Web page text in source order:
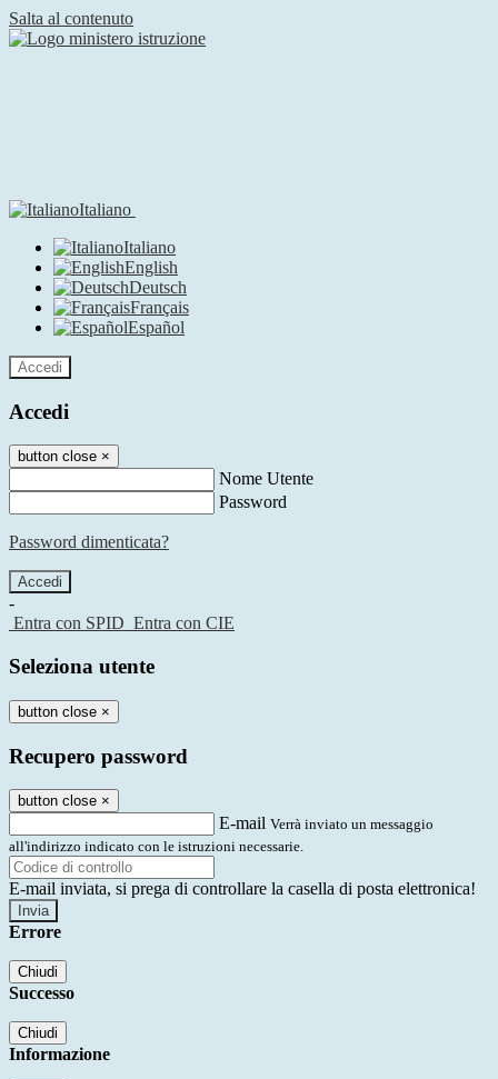
Salta al contenuto
Italiano
Italiano
English
Deutsch
Français
Español
Accedi
Accedi
button close ×
Nome Utente
Password
Password dimenticata?
-
Entra con SPID Entra con CIE
Seleziona utente
button close ×
Recupero password
button close ×
E-mail Verrà inviato un messaggio
all'indirizzo indicato con le istruzioni necessarie.
E-mail inviata, si prega di controllare la casella di posta elettronica!
Errore
Chiudi
Successo
Chiudi
Informazione